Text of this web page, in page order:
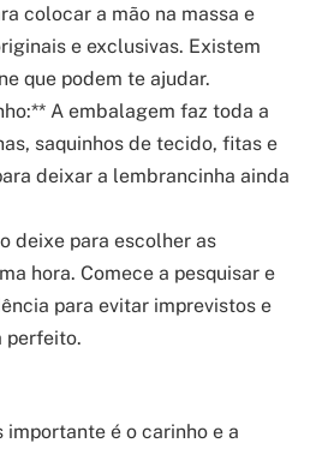
colocar a mão na massa e
e exclusivas. Existem
que podem te ajudar.
A embalagem faz toda a
saquinhos de tecido, fitas e
deixar a lembrancinha ainda
deixe para escolher as
hora. Comece a pesquisar e
para evitar imprevistos e
perfeito.
importante é o carinho e a